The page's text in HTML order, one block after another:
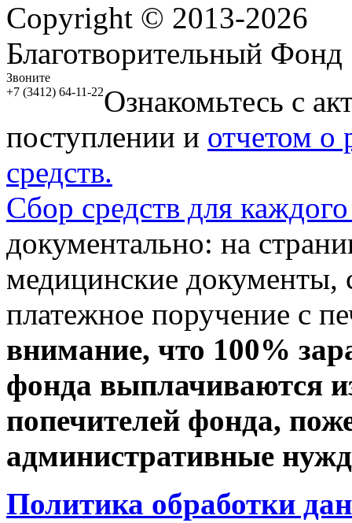
Copyright © 2013-2026
Благотворительный
Звоните
+7 (3412) 64-11-22Ознакомьтесь с
поступлении и отчетом о
средств.
Сбор средств для
документально: на
медицинские документы,
платежное поручение с
внимание, что 100%
фонда выплачиваются
попечителей фонда,
административные
Политика обработки